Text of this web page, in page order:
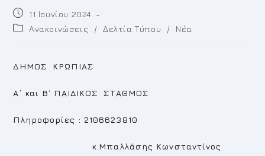
Post
published:
11 Ιουνίου 2024
PostΑνακοινώσεις / Δελτία Τύπου / Νέα
ΔΗΜΟΣ ΚΡΩΠΙΑΣ
A΄ και Β΄ ΠΑΙΔΙΚΟΣ ΣΤΑΘΜΟΣ
Πληροφορίες : 2106623810
κ.Μπαλλάσης Κωνσταντίνος